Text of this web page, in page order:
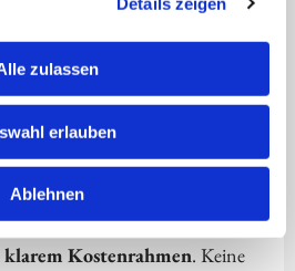
zulassen
erlauben
Ablehnen
Anbietern unterscheidet, ist
an unsere Dienstleistung.
Sie keine Standardlösung
Ihre Anforderungen und
Personal, das zu Ihrer Küche
basiert aufTransparenz,
Kostenrahmen. Keine